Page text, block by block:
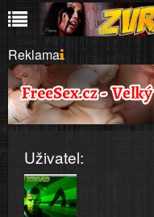
Reklama
Uživatel: